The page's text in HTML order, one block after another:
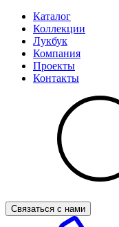
Каталог
Коллекции
Лукбук
Компания
Проекты
Контакты
Связаться с нами